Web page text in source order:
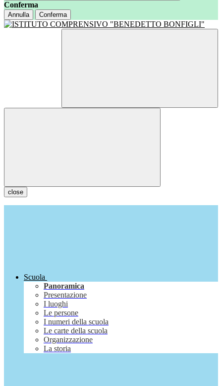
Conferma
Annulla Conferma
close
Scuola
Panoramica
Presentazione
I luoghi
Le persone
I numeri della scuola
Le carte della scuola
Organizzazione
La storia